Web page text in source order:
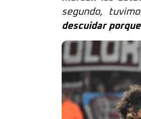
segundo,
descuidar